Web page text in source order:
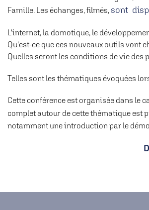
Famille. Les échanges, filmés, sont
L'internet, la domotique, le
Qu'est-ce que ces nouveaux outils vont
Quelles seront les conditions de vie des
Telles sont les thématiques évoquées
Cette conférence est organisée dans le
complet autour de cette thématique est
notamment une introduction par le